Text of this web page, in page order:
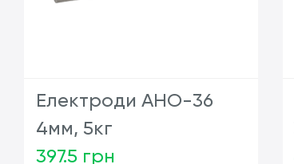
Електроди АНО-36
4мм, 5кг
397.5 грн